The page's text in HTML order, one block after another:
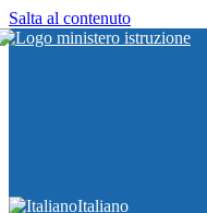
Salta al contenuto
Italiano